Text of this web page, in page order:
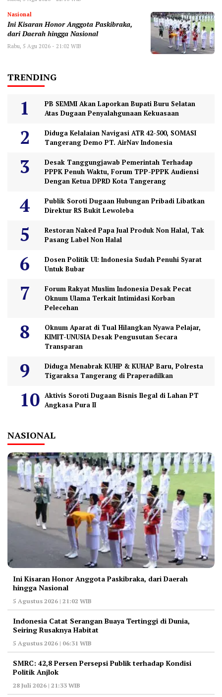
Nasional
Ini Kisaran Honor Anggota Paskibraka,
dari Daerah hingga Nasional
Rabu, 5 Agu 2026 - 21:02 WIB
TRENDING
PB SEMMI Akan Laporkan Bupati Buru Selatan
Atas Dugaan Penyalahgunaan Kekuasaan
Diduga Kelalaian Navigasi ATR 42-500, SOMASI
Tangerang Demo PT. AirNav Indonesia
Desak Tanggungjawab Pemerintah Terhadap
PPPK Penuh Waktu, Forum TPP-PPPK Audiensi
Dengan Ketua DPRD Kota Tangerang
Publik Soroti Dugaan Hubungan Pribadi Libatkan
Direktur RS Bukit Lewoleba
Restoran Naked Papa Jual Produk Non Halal, Tak
Pasang Label Non Halal
Dosen Politik UI: Indonesia Sudah Penuhi Syarat
Untuk Bubar
Forum Rakyat Muslim Indonesia Desak Pecat
Oknum Ulama Terkait Intimidasi Korban
Pelecehan
Oknum Aparat di Tual Hilangkan Nyawa Pelajar,
KIMIT-UNUSIA Desak Pengusutan Secara
Transparan
Diduga Menabrak KUHP & KUHAP Baru, Polresta
Tigaraksa Tangerang di Praperadilkan
Aktivis Soroti Dugaan Bisnis Ilegal di Lahan PT
Angkasa Pura II
NASIONAL
Ini Kisaran Honor Anggota Paskibraka, dari Daerah
hingga Nasional
5 Agustus 2026 | 21:02 WIB
Indonesia Catat Serangan Buaya Tertinggi di Dunia,
Seiring Rusaknya Habitat
5 Agustus 2026 | 06:31 WIB
‎SMRC: 42,8 Persen Persepsi Publik terhadap Kondisi
Politik Anjlok
28 Juli 2026 | 21:33 WIB